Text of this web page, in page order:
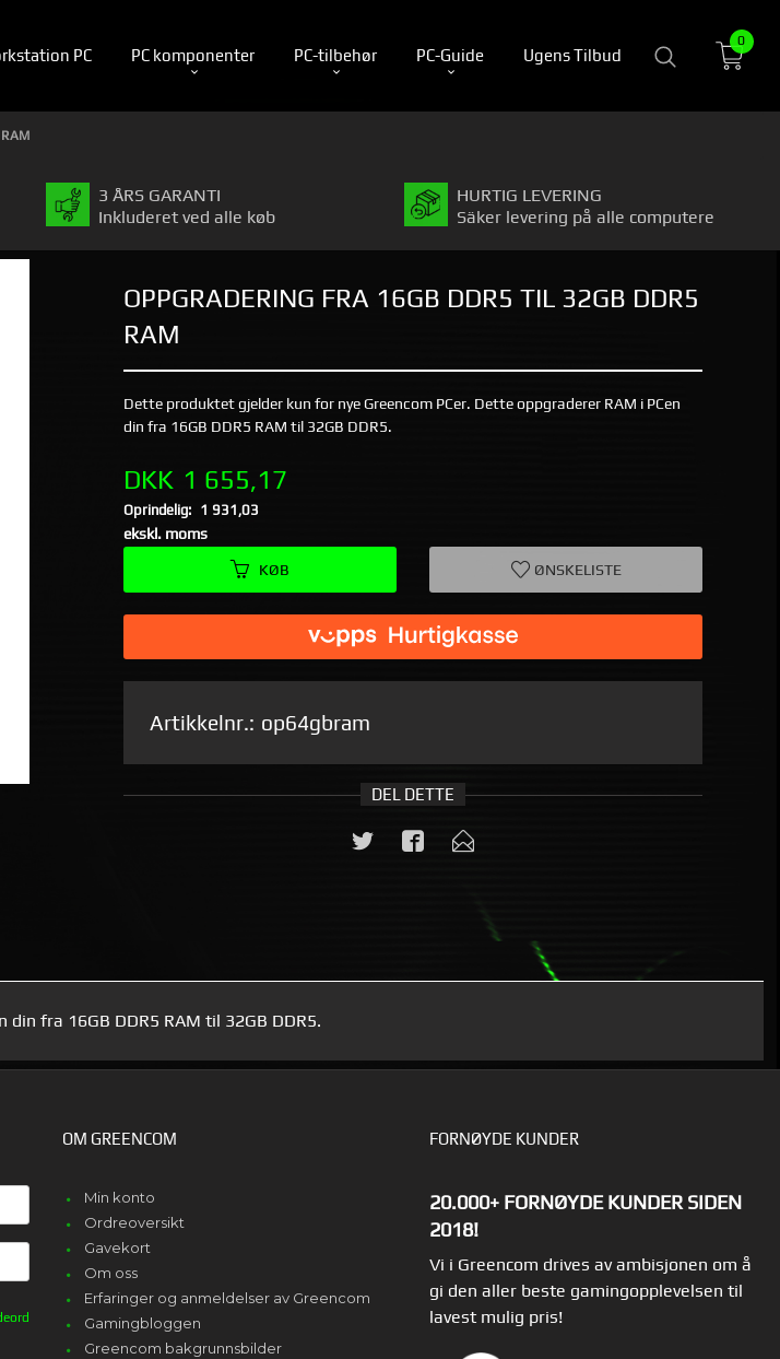
PC PC komponenter PC-tilbehør PC-Guide Ugens Tilbud
0
3 ÅRS GARANTI
Inkluderet ved alle køb
HURTIG LEVERING
Säker levering på alle computere
OPPGRADERING FRA 16GB DDR5 TIL 32GB DDR5
RAM
Dette produktet gjelder kun for nye Greencom PCer. Dette oppgraderer RAM i PCen
din fra 16GB DDR5 RAM til 32GB DDR5.
Tilbud
DKK 1 655,17
Oprindelig: 1 931,03
Rabat
ekskl. moms
KØB ØNSKELISTE
Artikkelnr.: op64gbram
DEL DETTE
fra 16GB DDR5 RAM til 32GB DDR5.
OM GREENCOM
Min konto
Ordreoversikt
Gavekort
Om oss
Erfaringer og anmeldelser av Greencom
Gamingbloggen
Greencom bakgrunnsbilder
FORNØYDE KUNDER
20.000+ FORNØYDE KUNDER SIDEN
2018!
Vi i Greencom drives av ambisjonen om å
gi den aller beste gamingopplevelsen til
lavest mulig pris!